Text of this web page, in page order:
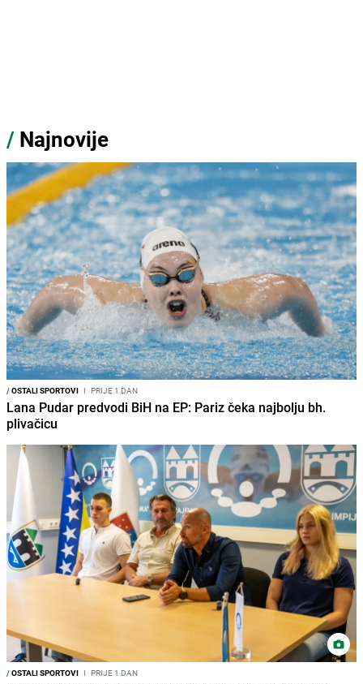
/ Najnovije
/OSTALI SPORTOVI I PRIJE 1 DAN
Lana Pudar predvodi BiH na EP: Pariz čeka najbolju bh.
plivačicu
/OSTALI SPORTOVI I PRIJE 1 DAN